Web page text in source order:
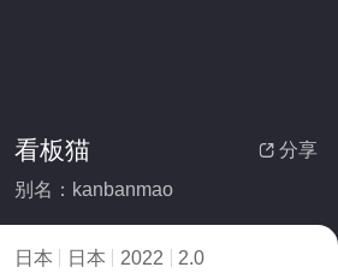
 分享
看板猫
别名：kanbanmao
日本 日本 2022
2.0